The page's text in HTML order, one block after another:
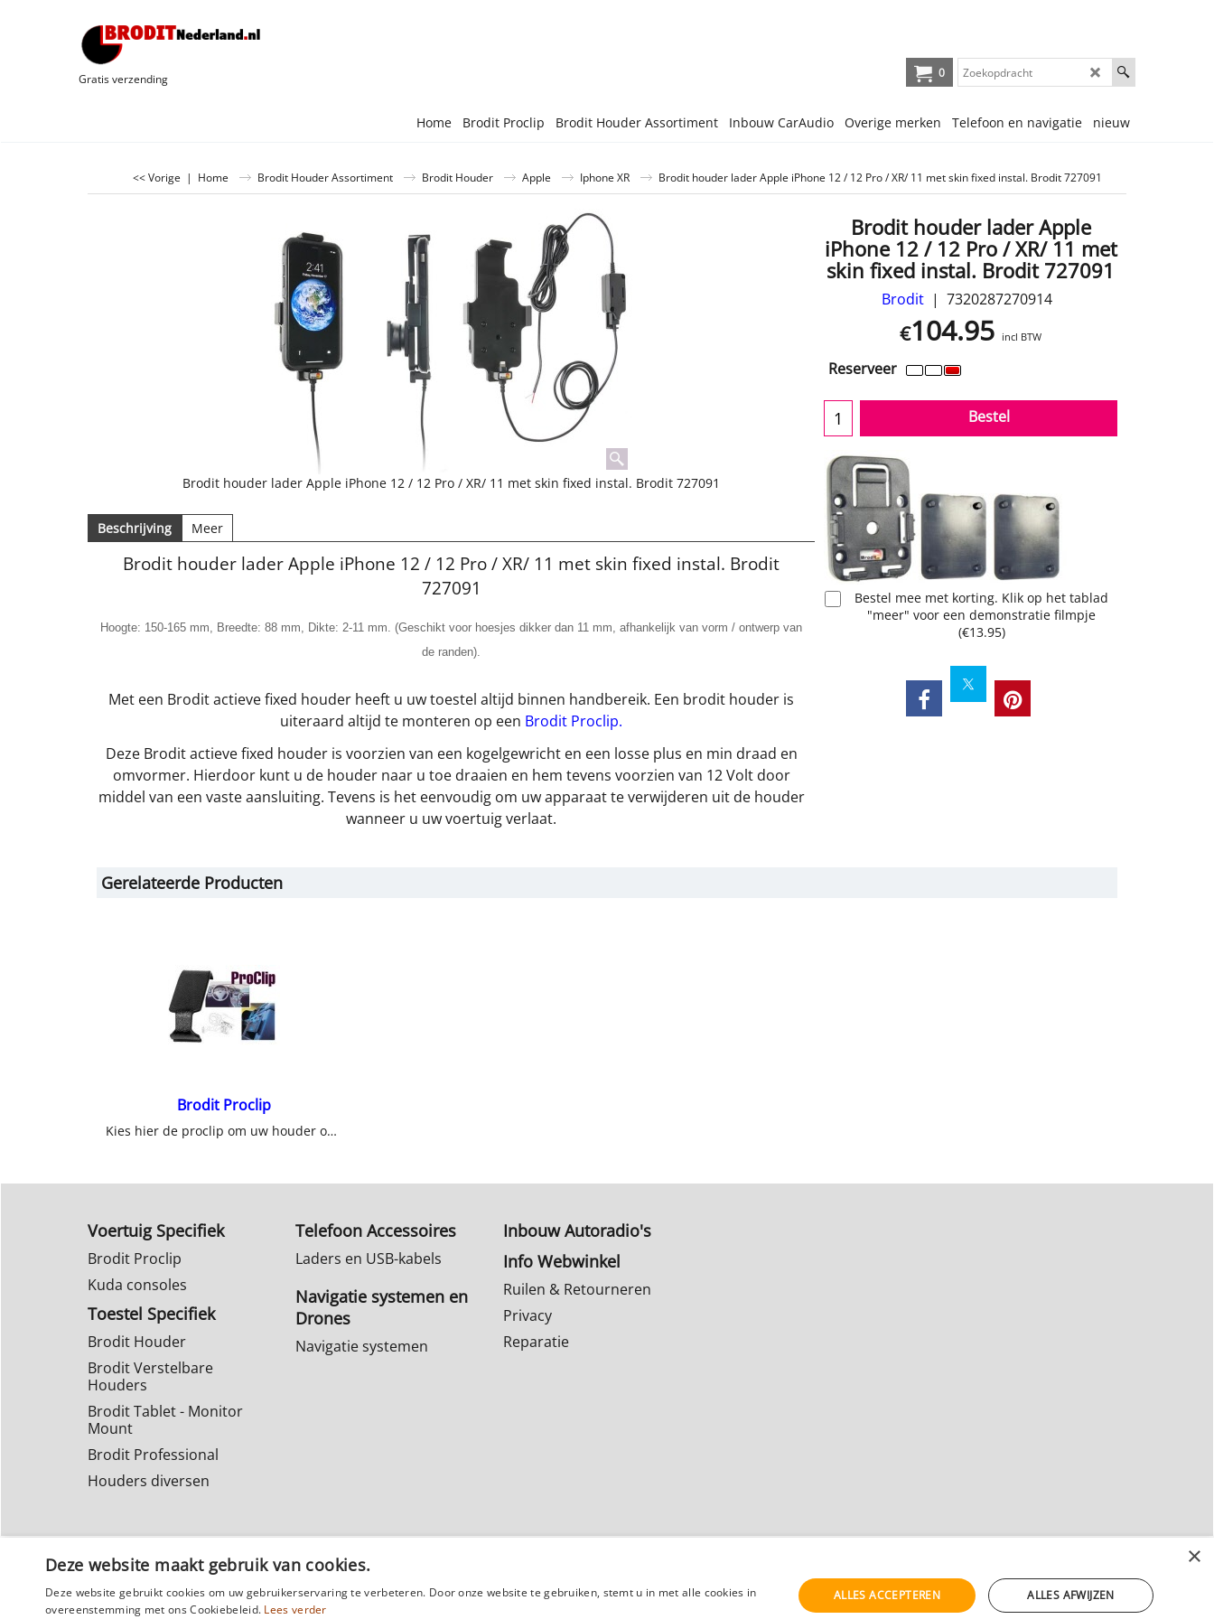
Gratis verzending 0
Home Brodit Proclip Brodit Houder Assortiment Inbouw CarAudio Overige merken Telefoon en navigatie nieuw
<< Vorige | Home Brodit Houder Assortiment Brodit Houder Apple Iphone XR Brodit houder lader Apple iPhone 12 / 12 Pro / XR/ 11 met skin fixed instal. Brodit 727091
Brodit houder lader Apple iPhone 12 / 12 Pro / XR/ 11 met skin fixed instal. Brodit 727091
Brodit houder lader Apple
iPhone 12 / 12 Pro / XR/ 11 met
skin fixed instal. Brodit 727091
Brodit 7320287270914
€104.95 incl BTW
Reserveer
Bestel
Bestel mee met korting. Klik op het tablad
"meer" voor een demonstratie filmpje
(€13.95)
Beschrijving Meer
Brodit houder lader Apple iPhone 12 / 12 Pro / XR/ 11 met skin fixed instal. Brodit
727091
Hoogte: 150-165 mm, Breedte: 88 mm, Dikte: 2-11 mm. (Geschikt voor hoesjes dikker dan 11 mm, afhankelijk van vorm / ontwerp van
de randen).
Met een Brodit actieve fixed houder heeft u uw toestel altijd binnen handbereik. Een brodit houder is
uiteraard altijd te monteren op een Brodit Proclip.
Deze Brodit actieve fixed houder is voorzien van een kogelgewricht en een losse plus en min draad en
omvormer. Hierdoor kunt u de houder naar u toe draaien en hem tevens voorzien van 12 Volt door
middel van een vaste aansluiting. Tevens is het eenvoudig om uw apparaat te verwijderen uit de houder
wanneer u uw voertuig verlaat.
Gerelateerde Producten
Brodit Proclip
Kies hier de proclip om uw houder op te bevestigen in uw auto.
Voertuig Specifiek
Brodit Proclip
Kuda consoles
Toestel Specifiek
Brodit Houder
Brodit Verstelbare
Houders
Brodit Tablet - Monitor
Mount
Brodit Professional
Houders diversen
Telefoon Accessoires
Laders en USB-kabels
Navigatie systemen en
Drones
Navigatie systemen
Inbouw Autoradio's
Info Webwinkel
Ruilen & Retourneren
Privacy
Reparatie
Webwinkel gemaakt met
×
Deze website maakt gebruik van cookies.
Deze website gebruikt cookies om uw gebruikerservaring te verbeteren. Door onze website te gebruiken, stemt u in met alle cookies in
overeenstemming met ons Cookiebeleid. Lees verder
ALLES ACCEPTEREN ALLES AFWIJZEN